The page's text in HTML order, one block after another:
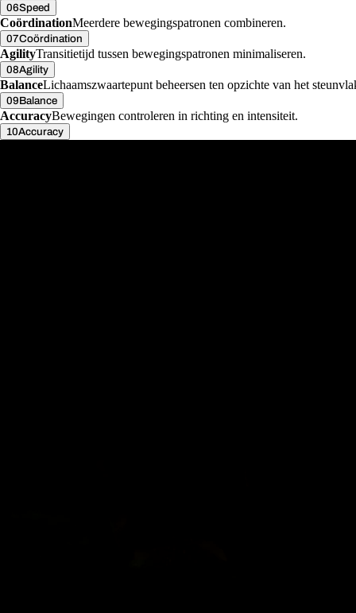
06Speed
CoördinationMeerdere bewegingspatronen combineren.
07Coördination
AgilityTransitietijd tussen bewegingspatronen minimaliseren.
08Agility
BalanceLichaamszwaartepunt beheersen ten opzichte van het
09Balance
AccuracyBewegingen controleren in richting en intensiteit.
10Accuracy